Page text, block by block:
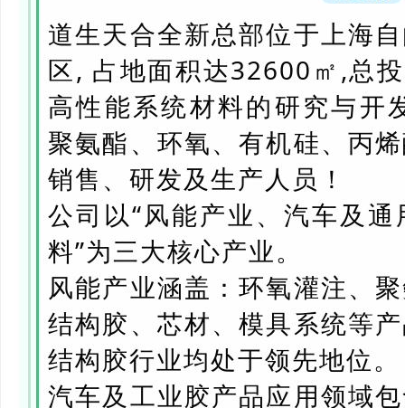
道生天合全新总部位于上海
区, 占地面积达32600㎡,总
高性能系统材料的研究与开
聚氨酯、环氧、有机硅、丙
销售、研发及生产人员！
公司以“风能产业、汽车及
料”为三大核心产业。
风能产业涵盖：环氧灌注、
结构胶、芯材、模具系统等
结构胶行业均处于领先地位。
汽车及工业胶产品应用领域